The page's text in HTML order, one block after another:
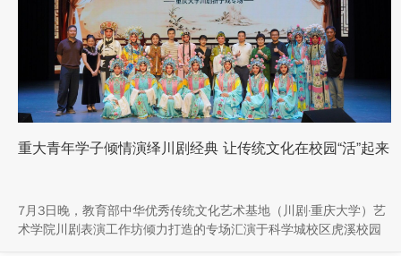
重大青年学子倾情演绎川剧经典 让传统文化在校园“活”起来
7月3日晚，教育部中华优秀传统文化艺术基地（川剧·重庆大学）艺
术学院川剧表演工作坊倾力打造的专场汇演于科学城校区虎溪校园